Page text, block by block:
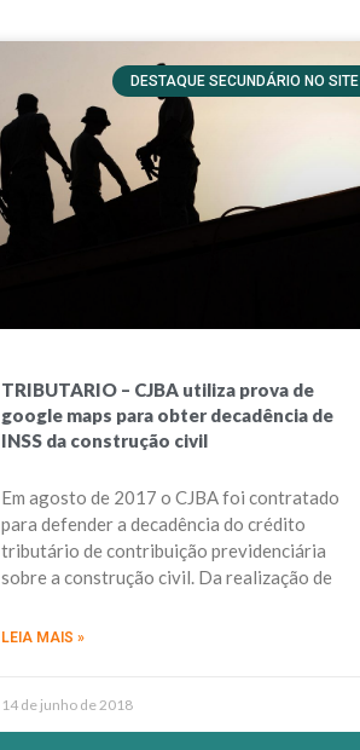
DESTAQUE SECUNDÁRIO NO SITE
TRIBUTARIO – CJBA utiliza prova de
google maps para obter decadência de
INSS da construção civil
Em agosto de 2017 o CJBA foi contratado
para defender a decadência do crédito
tributário de contribuição previdenciária
sobre a construção civil. Da realização de
LEIA MAIS »
14 de junho de 2018